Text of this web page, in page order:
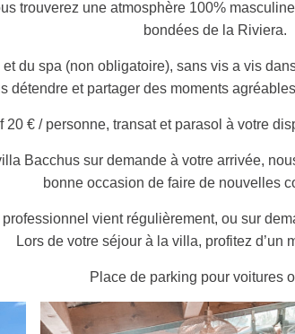
trouverez une atmosphère 100%
bondées de la Riviera.
du spa (non obligatoire), sans vis a vis
détendre et partager des moments
20 € / personne, transat et parasol à votre
Bacchus sur demande à votre arrivée,
bonne occasion de faire de nouvelles
vient régulièrement, ou sur
Lors de votre séjour à la villa, profitez d’un
Place de parking pour voitures